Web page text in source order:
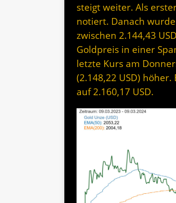
steigt weiter. Als
notiert. Danach
zwischen 2.144,43
Goldpreis in einer
letzte Kurs am
(2.148,22 USD)
auf 2.160,17 USD.